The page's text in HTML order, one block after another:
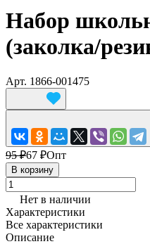
Набор
(заколка/
Арт. 1866-001475
95 ₽67 ₽Опт
В корзину
Нет в наличии
Характеристики
Все характеристики
Описание